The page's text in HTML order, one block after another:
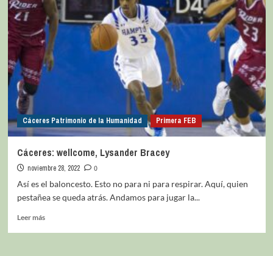
Cáceres Patrimonio de la Humanidad Primera FEB
Cáceres: wellcome, Lysander Bracey
noviembre 28, 2022
0
Así es el baloncesto. Esto no para ni para respirar. Aquí, quien
pestañea se queda atrás. Andamos para jugar la...
Leer más